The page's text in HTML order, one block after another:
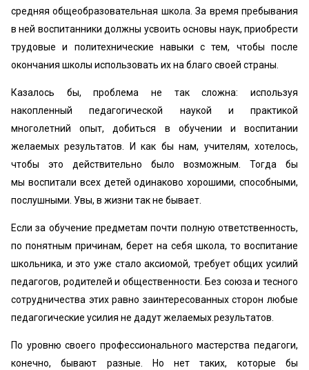
средняя общеобразовательная школа. За время пребывания
в ней воспитанники должны усвоить основы наук, приобрести
трудовые и политехнические навыки с тем, чтобы после
окончания школы использовать их на благо своей страны.
Казалось бы, проблема не так сложна: используя
накопленный педагогической наукой и практикой
многолетний опыт, добиться в обучении и воспитании
желаемых результатов. И как бы нам, учителям, хотелось,
чтобы это действительно было возможным. Тогда бы
мы воспитали всех детей одинаково хорошими, способными,
послушными. Увы, в жизни так не бывает.
Если за обучение предметам почти полную ответственность,
по понятным причинам, берет на себя школа, то воспитание
школьника, и это уже стало аксиомой, требует общих усилий
педагогов, родителей и общественности. Без союза и тесного
сотрудничества этих равно заинтересованных сторон любые
педагогические усилия не дадут желаемых результатов.
По уровню своего профессионального мастерства педагоги,
конечно, бывают разные. Но нет таких, которые бы